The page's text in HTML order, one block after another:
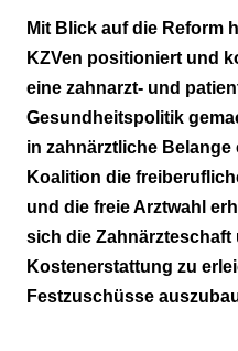
Problem
Prävention bringt
Need- und Want-
Zahnmedizinische
Jobmaschine
Selbstverwaltung
Mit Blick auf die Reform
KZVen positioniert und
eine zahnarzt- und
Gesundheitspolitik
in zahnärztliche
Koalition die
und die freie Arztwahl
sich die
Kostenerstattung zu
Festzuschüsse